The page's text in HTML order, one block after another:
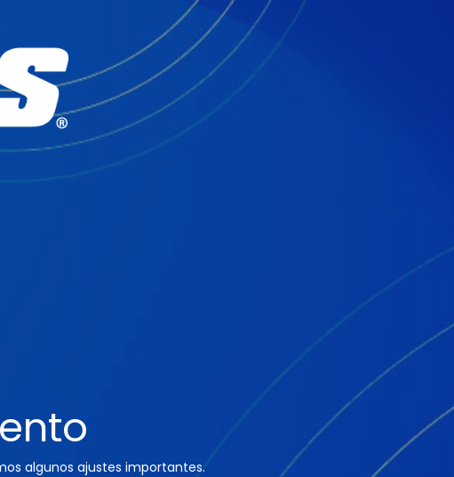
algunos ajustes importantes.